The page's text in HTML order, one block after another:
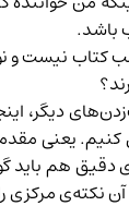
باشد.
کتاب نیست
یعنی
دقیق هم
نکته‌ی مرکزی